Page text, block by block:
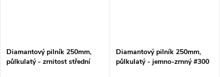
Diamantový pilník 250mm,
půlkulatý - zrnitost střední
Diamantový pilník 250mm,
půlkulatý - jemno-zrnný #300